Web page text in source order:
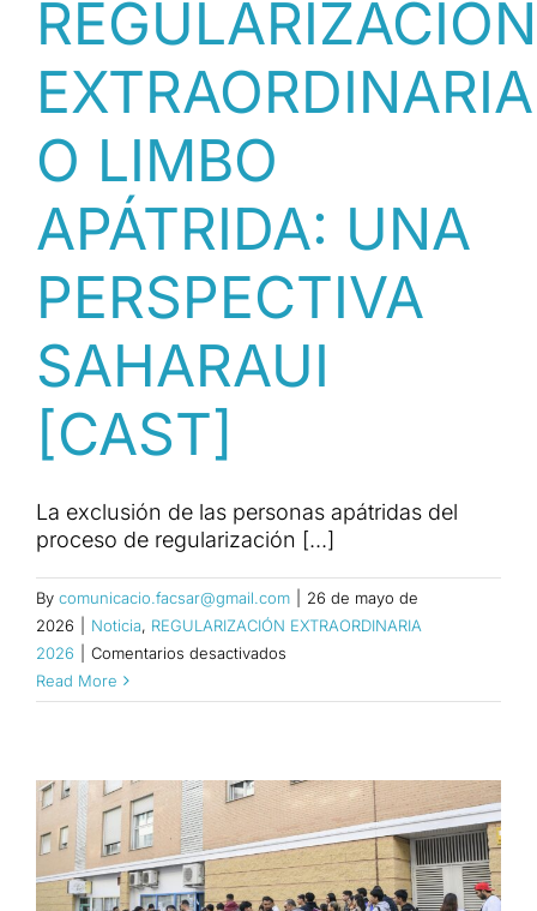
DE
SOLICITUDES
[CAT]
REGULARIZACIÓN
EXTRAORDINARIA
O LIMBO
APÁTRIDA: UNA
PERSPECTIVA
SAHARAUI
[CAST]
La exclusión de las personas apátridas del
proceso de regularización [...]
By comunicacio.facsar@gmail.com
26 de mayo de
2026
Noticia, REGULARIZACIÓN EXTRAORDINARIA
2026
Comentarios desactivados
EXTRAORDINARIA
APÁTRIDA:
UNA
PERSPECTIVA
SAHARAUI
[CAST]
Read More